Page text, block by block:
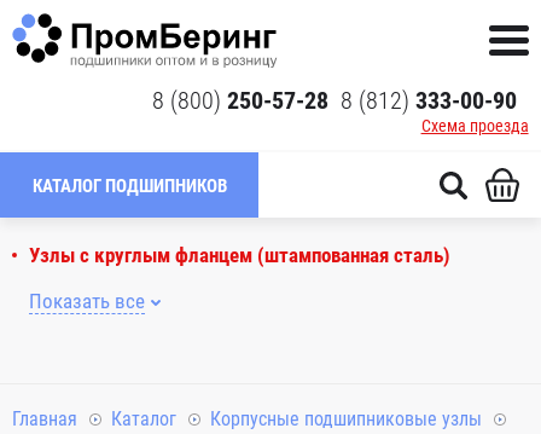
8 (800) 250-57-28 8 (812) 333-00-90
Схема проезда
КАТАЛОГ ПОДШИПНИКОВ
Узлы с круглым фланцем (штампованная сталь)
Показать все
Главная Каталог
Корпусные подшипниковые узлы